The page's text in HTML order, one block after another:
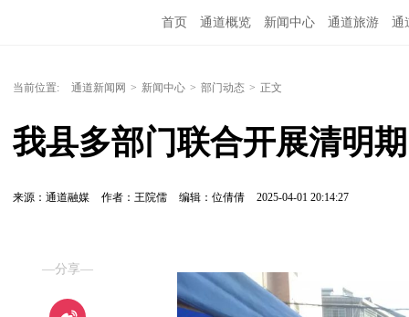
首页 通道概览 新闻中心 通道旅游 通
当前位置: 通道新闻网 > 新闻中心 > 部门动态 > 正文
我县多部门联合开展清明
来源：通道融媒 作者：王院儒 编辑：位倩倩 2025-04-01 20:14:27
—分享—